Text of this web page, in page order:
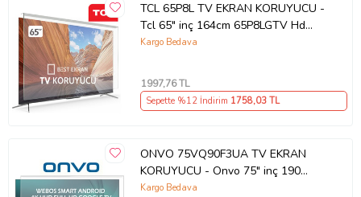
TCL 65P8L TV EKRAN KORUYUCU -
Tcl 65" inç 164cm 65P8LGTV Hd
Qled Ekran Koruyucu
Kargo Bedava
1997,76 TL
Sepette %12 İndirim 1758,03 TL
ONVO 75VQ90F3UA TV EKRAN
KORUYUCU - Onvo 75" inç 190
Ekran QLED Şeffaf Koruma paneli
Kargo Bedava